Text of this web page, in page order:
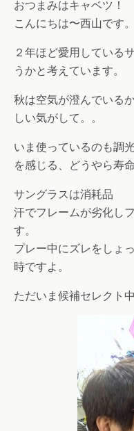
おつまみはキャベツ！
こんにちは〜西山です。
２年ほど愛用している
うかと考えています。
秋は空気が澄んでいる
しい気がして。。
いま使っているのも調
を感じる、どうやら寿
サングラスは消耗品
汗でフレームが劣化し
す。
プレー中にズレをしょ
時ですよ。
ただいま候補セレクト